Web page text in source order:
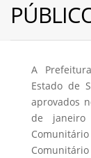
A
Estado de
aprovados
de